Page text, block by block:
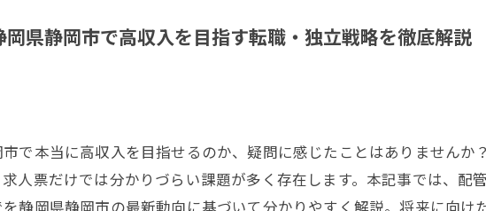
県静岡市で高収入を目指す転職・独立戦略を徹底解説
で本当に高収入を目指せるのか、疑問に感じたことはありません
人票だけでは分かりづらい課題が多く存在します。本記事では、
静岡県静岡市の最新動向に基づいて分かりやすく解説。将来に向